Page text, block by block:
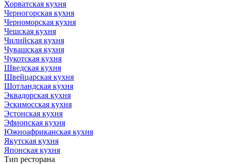
Хорватская кухня
Черногорская кухня
Черноморская кухня
Чешская кухня
Чилийская кухня
Чувашская кухня
Чукотская кухня
Шведская кухня
Швейцарская кухня
Шотландская кухня
Эквадорская кухня
Эскимосская кухня
Эстонская кухня
Эфиопская кухня
Южноафриканская кухня
Якутская кухня
Японская кухня
Тип ресторана